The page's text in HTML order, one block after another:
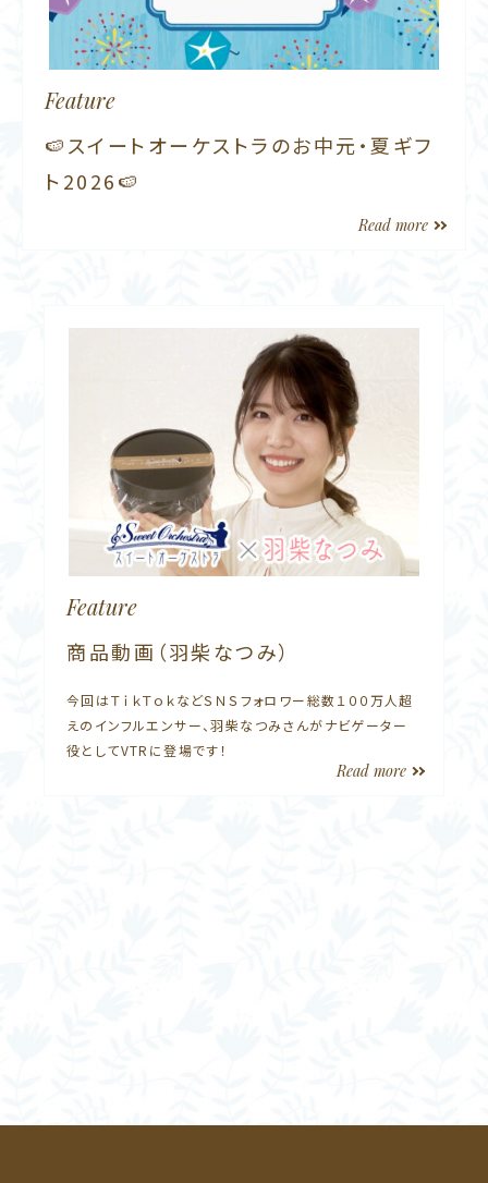
Feature
🍉スイートオーケストラのお中元・夏ギフ
ト2026🍉
Read more
Feature
商品動画（羽柴なつみ）
今回はＴｉｋＴｏｋなどＳＮＳフォロワー総数１００万人超
えのインフルエンサー、羽柴なつみさんがナビゲーター
役としてVTRに登場です！
Read more